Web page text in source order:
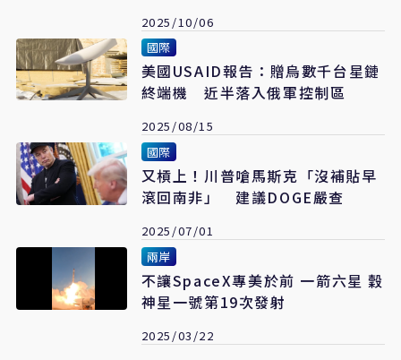
2025/10/06
國際
美國USAID報告：贈烏數千台星鏈
終端機 近半落入俄軍控制區
2025/08/15
國際
又槓上！川普嗆馬斯克「沒補貼早
滾回南非」 建議DOGE嚴查
2025/07/01
兩岸
不讓SpaceX專美於前 一箭六星 穀
神星一號第19次發射
2025/03/22